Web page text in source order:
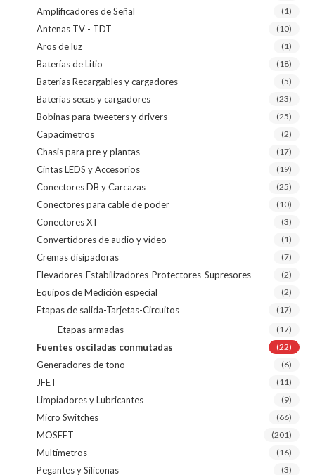
Amplificadores de Señal (1)
Antenas TV - TDT (10)
Aros de luz (1)
Baterías de Litio (18)
Baterías Recargables y cargadores (5)
Baterías secas y cargadores (23)
Bobinas para tweeters y drivers (25)
Capacímetros (2)
Chasis para pre y plantas (17)
Cintas LEDS y Accesorios (19)
Conectores DB y Carcazas (25)
Conectores para cable de poder (10)
Conectores XT (3)
Convertidores de audio y video (1)
Cremas disipadoras (7)
Elevadores-Estabilizadores-Protectores-Supresores (2)
Equipos de Medición especial (2)
Etapas de salida-Tarjetas-Circuitos (17)
Etapas armadas (17)
Fuentes osciladas conmutadas (22)
Generadores de tono (6)
JFET (11)
Limpiadores y Lubricantes (9)
Micro Switches (66)
MOSFET (201)
Multímetros (16)
Pegantes y Siliconas (3)